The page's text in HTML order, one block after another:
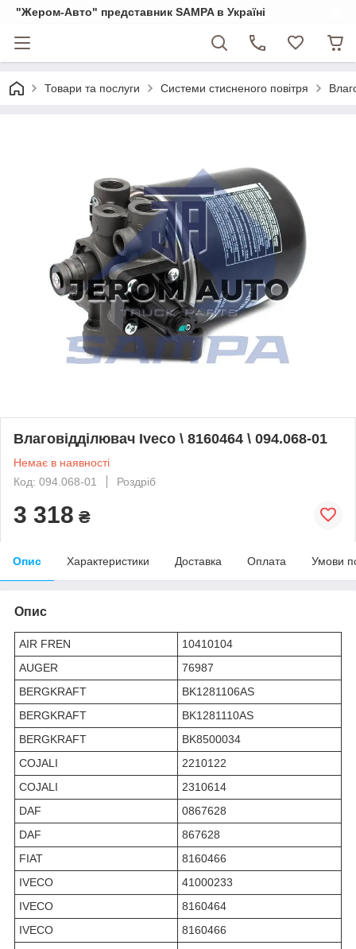
"Жером-Авто" представник SAMPA в Україні
Товари та послуги Системи стисненого повітря
Влаговідділювач Iveco \ 8160464 \ 094.068-01
Немає в наявності
Код: 094.068-01
Роздріб
3 318 ₴
Опис Характеристики Доставка Оплата Умови
Опис
AIR FREN
10410104
AUGER
76987
BERGKRAFT
BK1281106AS
BERGKRAFT
BK1281110AS
BERGKRAFT
BK8500034
COJALI
2210122
COJALI
2310614
DAF
0867628
DAF
867628
FIAT
8160466
IVECO
41000233
IVECO
8160464
IVECO
8160466